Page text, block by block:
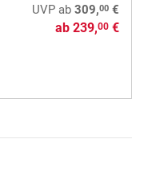
UVPab 309,00€
ab 239,00€